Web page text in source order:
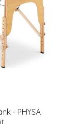
- PHYSA